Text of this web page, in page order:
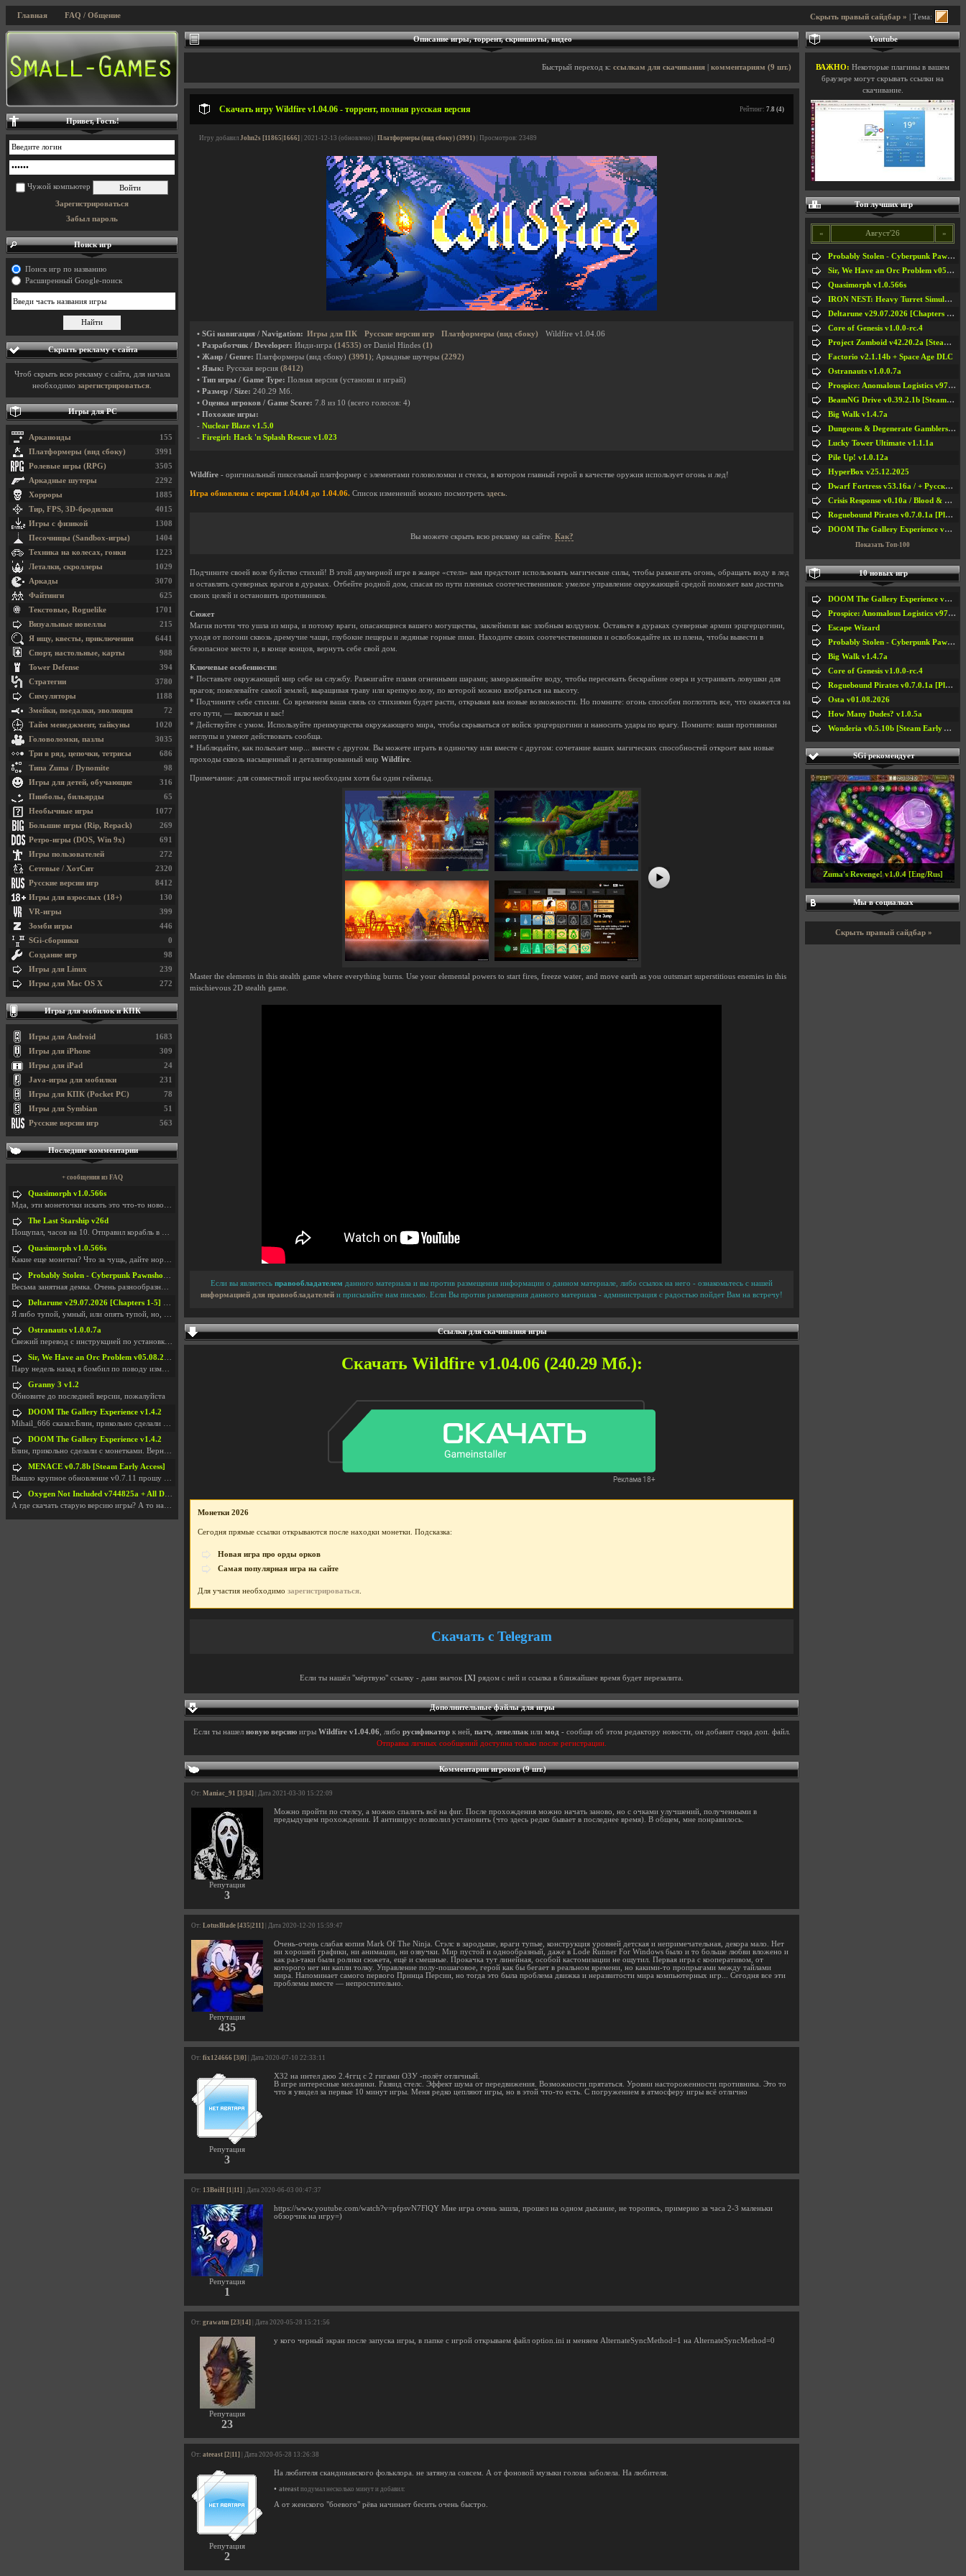
Скрыть правый сайдбар » | Тема:
Главная FAQ / Общение
Описание игры, торрент, скриншоты, видео
Быстрый переход к: ссылкам для скачивания комментариям (9 шт.)
Скачать игру Wildfire v1.04.06 - торрент, полная русская версия Рейтинг: 7.8 (4)
Игру добавил John2s [11865|1666] | 2021-12-13 (обновлено) | Платформеры (вид сбоку) (3991) | Просмотров: 23489
• SGi навигация / Navigation: Игры для ПК Русские версии игр Платформеры (вид сбоку)
Wildfire v1.04.06
• Разработчик / Developer: Инди-игра (14535) от Daniel Hindes (1)
• Жанр / Genre: Платформеры (вид сбоку) (3991); Аркадные шутеры (2292)
• Язык: Русская версия (8412)
• Тип игры / Game Type: Полная версия (установи и играй)
• Размер / Size: 240.29 Мб.
• Оценка игроков / Game Score: 7.8 из 10 (всего голосов: 4)
• Похожие игры:
- Nuclear Blaze v1.5.0
- Firegirl: Hack 'n Splash Rescue v1.023
Wildfire - оригинальный пиксельный платформер с элементами головоломки и стелса, в котором главный герой в качестве оружия использует огонь и лед!
Игра обновлена с версии 1.04.04 до 1.04.06. Список изменений можно посмотреть здесь
Вы можете скрыть всю рекламу на сайте. Как?
Подчините своей воле буйство стихий! В этой двумерной игре в жанре «стелз» вам предстоит использовать магические силы, чтобы разжигать огонь, обращать воду в лед
и оставлять суеверных врагов в дураках. Отбейте родной дом, спасая по пути пленных соотечественников: умелое управление окружающей средой поможет вам достичь
своих целей и остановить противников.
Сюжет
Магия почти что ушла из мира, и потому враги, опасающиеся вашего могущества, заклеймили вас злобным колдуном. Оставьте в дураках суеверные армии эрцгерцогини,
уходя от погони сквозь дремучие чащи, глубокие пещеры и ледяные горные пики. Находите своих соотечественников и освобождайте их из плена, чтобы вывести в
безопасное место и, в конце концов, вернуть себе свой дом.
Ключевые особенности:
* Поставьте окружающий мир себе на службу. Разжигайте пламя огненными шарами; замораживайте воду, чтобы пересекать бескрайние озера и устраивать ловушки для
врагов; повелевайте самой землей, выращивая траву или крепкую лозу, по которой можно взобраться на высоту.
* Подчините себе стихии. Со временем ваша связь со стихиями будет расти, открывая вам новые возможности. Но помните: огонь способен поглотить все, что окажется на
его пути, — включая и вас!
* Действуйте с умом. Используйте преимущества окружающего мира, чтобы скрываться от войск эрцгерцогини и наносить удары по врагу. Помните: ваши противники
неглупы и умеют действовать сообща.
* Наблюдайте, как полыхает мир... вместе с другом. Вы можете играть в одиночку или вместе с другом: сочетание ваших магических способностей откроет вам новые
проходы сквозь насыщенный и детализированный мир Wildfire
Примечание: для совместной игры необходим хотя бы один геймпад.
#6
#8
Master the elements in this stealth game where everything burns. Use your elemental powers to start fires, freeze water, and move earth as you outsmart superstitious enemies in this
mischievous 2D stealth game.
Если вы являетесь правообладателем данного материала и вы против размещения информации о данном материале, либо ссылок на него - ознакомьтесь с нашей
информацией для правообладателей и присылайте нам письмо. Если Вы против размещения данного материала - администрация с радостью пойдет Вам на встречу!
Ссылки для скачивания игры
Скачать Wildfire v1.04.06 (240.29 Мб.):
Монетки 2026
Сегодня прямые ссылки открываются после находки монетки. Подсказка:
Новая игра про орды орков
Самая популярная игра на сайте
Для участия необходимо зарегистрироваться
Скачать с Telegram
Если ты нашёл "мёртвую" ссылку - дави значок [X] рядом с ней и ссылка в ближайшее время будет перезалита.
Дополнительные файлы для игры
Если ты нашел новую версиюигры Wildfire v1.04.06 , либо русификаторк ней, патч, левелпакили мод - сообщи об этом редактору новости, он добавит сюда доп. файл.
Отправка личных сообщений доступна только после регистрации.
Комментарии игроков (9 шт.)
От: Maniac_91 [3|34] | Дата 2021-03-30 15:22:09
Репутация
3
Можно пройти по стелсу, а можно спалить всё на фиг. После прохождения можно начать заново, но с очками улучшений, полученными в
предыдущем прохождении. И антивирус позволил установить (что здесь редко бывает в последнее время). В общем, мне понравилось.
От: LotusBlade [435|211] | Дата 2020-12-20 15:59:47
Репутация
435
Очень-очень слабая копия Mark Of The Ninja. Стэлс в зародыше, враги тупые, конструкция уровней детская и непримечательная, декора мало. Нет
ни хорошей графики, ни анимации, ни озвучки. Мир пустой и однообразный, даже в Lode Runner For Windows было и то больше любви вложено и
как раз-таки были ролики сюжета, ещё и смешные. Прокачка тут линейная, особой кастомизации не ощутил. Первая игра с кооперативом, от
которого нет ни капли толку. Управление полу-пошаговое, герой как бы бегает в реальном времени, но какими-то пропрыгами между тайлами
мира. Напоминает самого первого Принца Персии, но тогда это была проблема движка и неразвитости мира компьютерных игр... Сегодня все эти
проблемы вместе — непростительно.
От: fix124666 [3|0] | Дата 2020-07-10 22:33:11
Репутация
3
X32 на интел дюо 2.4ггц с 2 гигами ОЗУ -полёт отличный.
В игре интересные механики. Развид стелс. Эффект шума от передвижения. Возможности прятаться. Уровни настороженности противника. Это то
что я увидел за первые 10 минут игры. Меня редко цепляют игры, но в этой что-то есть. С погружением в атмосферу игры всё отлично
От: 13BoiH [1|11] | Дата 2020-06-03 00:47:37
Репутация
1
https://www.youtube.com/watch?v=pfpsvN7FlQY Мне игра очень зашла, прошел на одном дыхание, не торопясь, примерно за часа 2-3 маленьки
обзорчик на игру=)
От: grawatm [23|14] | Дата 2020-05-28 15:21:56
Репутация
23
у кого черный экран после запуска игры, в папке с игрой открываем файл option.ini и меняем AlternateSyncMethod=1 на AlternateSyncMethod=0
От: ateeast [2|11] | Дата 2020-05-28 13:26:38
Репутация
2
На любителя скандинавского фольклора. не затянула совсем. А от фоновой музыки голова заболела. На любителя.
• ateeast подумал несколько минут и добавил:
А от женского "боевого" рёва начинает бесить очень быстро.
Привет, Гость!
Чужой компьютер
Зарегистрироваться
Забыл пароль
Поиск игр
Поиск игр по названию
Расширенный Google-поиск
Скрыть рекламу с сайта
Чтоб скрыть всю рекламу с сайта, для начала
необходимо зарегистрироваться
Игры для PC
155
Арканоиды
3991
Платформеры (вид сбоку)
3505
Ролевые игры (RPG)
2292
Аркадные шутеры
1885
Хорроры
4015
Тир, FPS, 3D-бродилки
1308
Игры с физикой
1404
Песочницы (Sandbox-игры)
1223
Техника на колесах, гонки
1029
Леталки, скроллеры
3070
Аркады
625
Файтинги
1701
Текстовые, Roguelike
215
Визуальные новеллы
6441
Я ищу, квесты, приключения
988
Спорт, настольные, карты
394
Tower Defense
3780
Стратегии
1188
Симуляторы
72
Змейки, поедалки, эволюция
1020
Тайм менеджмент, тайкуны
3035
Головоломки, пазлы
686
Три в ряд, цепочки, тетрисы
98
Типа Zuma / Dynomite
316
Игры для детей, обучающие
65
Пинболы, бильярды
1077
Необычные игры
269
Большие игры (Rip, Repack)
691
Ретро-игры (DOS, Win 9x)
272
Игры пользователей
2320
Сетевые / ХотСит
8412
Русские версии игр
130
Игры для взрослых (18+)
399
VR-игры
446
Зомби игры
0
SGi-сборники
98
Создание игр
239
Игры для Linux
272
Игры для Mac OS X
Игры для мобилок и КПК
1683
Игры для Android
309
Игры для iPhone
24
Игры для iPad
231
Java-игры для мобилки
78
Игры для КПК (Pocket PC)
51
Игры для Symbian
563
Русские версии игр
Последние комментарии
+ сообщения из FAQ
Quasimorph v1.0.566s
Мда, эти монеточки искать это что-то новое в сфере
The Last Starship v26d
Пощупал, часов на 10. Отправил корабль в другую Га
Quasimorph v1.0.566s
Какие еще монетки? Что за чущь, дайте нормально ск
Probably Stolen - Cyberpunk Pawnshop Simulator v048c [Playtest]
Весьма занятная демка. Очень разнообразные механик
Deltarune v29.07.2026 [Chapters 1-5] / + RUS [Chapters 1-5]
Я либо тупой, умный, или опять тупой, но, вроде я
Ostranauts v1.0.0.7a
Свежий перевод с инструкцией по установкеhttps://g
Sir, We Have an Orc Problem v05.08.2026
Пару недель назад я бомбил по поводу изменения мин
Granny 3 v1.2
Обновите до последней версии, пожалуйста
DOOM The Gallery Experience v1.4.2
Mihail_666 сказал:Блин, прикольно сделали с монетк
DOOM The Gallery Experience v1.4.2
Блин, прикольно сделали с монетками. Вернулся в св
MENACE v0.7.8b [Steam Early Access]
Вышло крупное обновление v0.7.11 прошу обновить
Oxygen Not Included v744825a + All DLC
А где скачать старую версию игры? А то на новой но
Youtube
ВАЖНО: Некоторые плагины в вашем
браузере могут скрывать ссылки на
скачивание.
Топ лучших игр
« Август'26 »
Probably Stolen - Cyberpunk Pawnshop Simulator v048c [Playtest]
Sir, We Have an Orc Problem v05.08.2026
Quasimorph v1.0.566s
IRON NEST: Heavy Turret Simulator v1.0a
Deltarune v29.07.2026 [Chapters 1-5] / + RUS [Chapters 1-5]
Core of Genesis v1.0.0-rc.4
Project Zomboid v42.20.2a [Steam Early Access]
Factorio v2.1.14b + Space Age DLC
Ostranauts v1.0.0.7a
Prospice: Anomalous Logistics v97 [Playtest]
BeamNG Drive v0.39.2.1b [Steam Early Access]
Big Walk v1.4.7a
Dungeons & Degenerate Gamblers v2.0.2a
Lucky Tower Ultimate v1.1.1a
Pile Up! v1.0.12a
HyperBox v25.12.2025
Dwarf Fortress v53.16a / + Русская Версия v50.12a
Crisis Response v0.10a / Blood & Bullet
Roguebound Pirates v0.7.0.1a [Playtest]
DOOM The Gallery Experience v1.4.2
Показать Топ-100
10 новых игр
DOOM The Gallery Experience v1.4.2
Prospice: Anomalous Logistics v97 [Playtest]
Escape Wizard
Probably Stolen - Cyberpunk Pawnshop Simulator v048c [Playtest]
Big Walk v1.4.7a
Core of Genesis v1.0.0-rc.4
Roguebound Pirates v0.7.0.1a [Playtest]
Osta v01.08.2026
How Many Dudes? v1.0.5a
Wonderia v0.5.10b [Steam Early Access]
SGi рекомендует
Zuma's Revenge! v1.0.4 [Eng/Rus]
Мы в социалках
Скрыть правый сайдбар »